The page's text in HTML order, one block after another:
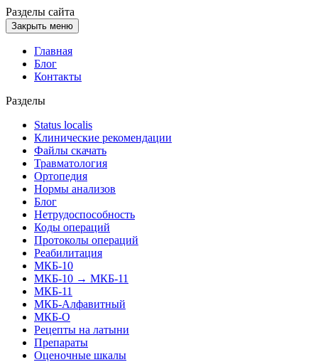
Разделы сайта
Закрыть меню
Главная
Блог
Контакты
Разделы
Status localis
Клинические рекомендации
Файлы скачать
Травматология
Ортопедия
Нормы анализов
Блог
Нетрудоспособность
Коды операций
Протоколы операций
Реабилитация
МКБ-10
МКБ-10 → МКБ-11
МКБ-11
МКБ-Алфавитный
МКБ-О
Рецепты на латыни
Препараты
Оценочные шкалы